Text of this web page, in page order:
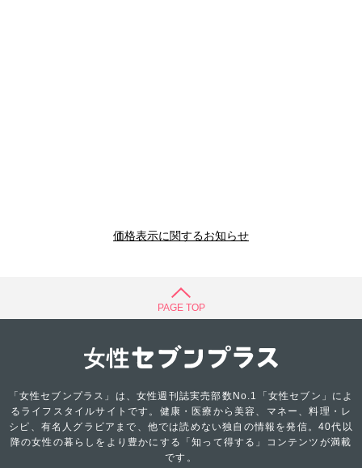
価格表示に関するお知らせ
PAGE TOP
「女性セブンプラス」は、女性週刊誌実売部数No.1「女性セブン」によ
るライフスタイルサイトです。健康・医療から美容、マネー、料理・レ
シピ、有名人グラビアまで、他では読めない独自の情報を発信。40代以
降の女性の暮らしをより豊かにする「知って得する」コンテンツが満載
です。